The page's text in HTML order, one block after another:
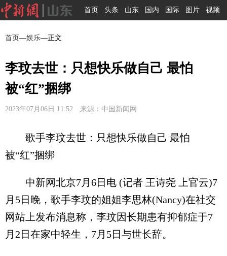
首页 头条 山东 国内 国际 图片 视频
首页—娱乐—正文
李玟去世：只想快乐做自己 最怕
被“红”捆绑
2023年07月06日 11:52 来源：中国新闻网
歌手李玟去世：只想快乐做自己 最怕
被“红”捆绑
中新网北京7月6日电 (记者 王诗尧 上官云)7
月5日晚，歌手李玟的姐姐李思林(Nancy)在社交
网站上发布消息称，李玟因长期患有抑郁症于7
月2日在家中轻生，7月5日与世长辞。